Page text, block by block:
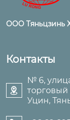
ООО Тяньцзинь
Контакты

№ 6,
торговый
Уцин,